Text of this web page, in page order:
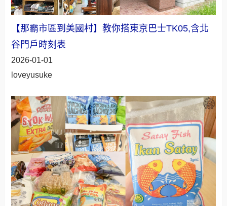
【那霸市區到美國村】教你搭東京巴士TK05,含北
谷門戶時刻表
2026-01-01
loveyusuke